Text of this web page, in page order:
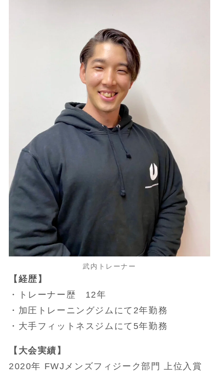
武内トレーナー
【経歴】
・トレーナー歴 12年
・加圧トレーニングジムにて2年勤務
・大手フィットネスジムにて5年勤務
【大会実績】
2020年 FWJメンズフィジーク部門 上位入賞